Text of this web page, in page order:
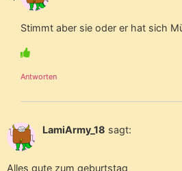
Stimmt aber sie oder er hat sich
Antworten
LamiArmy_18 sagt:
Alles gute zum geburtstag